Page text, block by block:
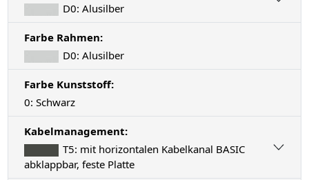
D0: Alusilber
Farbe Rahmen:
D0: Alusilber
Farbe Kunststoff:
0: Schwarz
Kabelmanagement:
T5: mit horizontalen Kabelkanal BASIC
abklappbar, feste Platte